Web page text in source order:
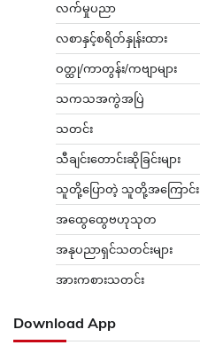
လက်မှုပညာ
လစာနှင့်စရိတ်နှုန်းထား
ဝတ္ထု/ကာတွန်း/ကဗျာများ
သကသအကွဲအပြဲ
သတင်း
သီချင်းတောင်းဆိုခြင်းများ
သူတို့ပြောတဲ့ သူတို့အကြောင်း
အထွေထွေဗဟုသုတ
အနုပညာရှင်သတင်းများ
အားကစားသတင်း
Download App